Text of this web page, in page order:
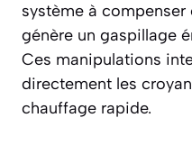
système à
génère un gaspillage
Ces manipulations
directement les
chauffage rapide.